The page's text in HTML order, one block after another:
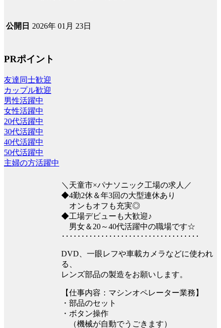
公開日 2026年 01月 23日
PRポイント
友達同士歓迎
カップル歓迎
男性活躍中
女性活躍中
20代活躍中
30代活躍中
40代活躍中
50代活躍中
主婦の方活躍中
＼天童市×パナソニック工場の求人／
◆4勤2休＆年3回の大型連休あり
オンもオフも充実◎
◆工場デビューも大歓迎♪
男女＆20～40代活躍中の職場です☆
･･･････････････････････････････････
DVD、一眼レフや車載カメラなどに使われ
る、
レンズ部品の製造をお願いします。
【仕事内容：マシンオペレーター業務】
・部品のセット
・ボタン操作
（機械が自動でうごきます）